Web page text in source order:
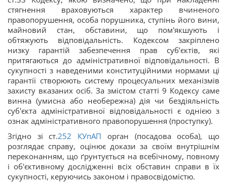
стягнення враховуються характер вчиненого
правопорушення, особа порушника, ступінь його вини,
майновий стан, обставини, що пом'якшують і
обтяжують відповідальність. Кодексом закріплено
низку гарантій забезпечення прав суб’єктів, які
притягаються до адміністративної відповідальності. В
сукупності з наведеними конституційними нормами ці
гарантії створюють систему процесуальних механізмів
захисту вказаних осіб. За змістом статті 9 Кодексу саме
винна (умисна або необережна) дія чи бездіяльність
суб'єкта адміністративної відповідальності є однією з
ознак адміністративного правопорушення (проступку).
Згідно зі ст.252 КУпАП орган (посадова особа), що
розглядає справу, оцінює докази за своїм внутрішнім
переконанням, що ґрунтується на всебічному, повному
і об'єктивному дослідженні всіх обставин справи в їх
сукупності, керуючись законом і правосвідомістю.